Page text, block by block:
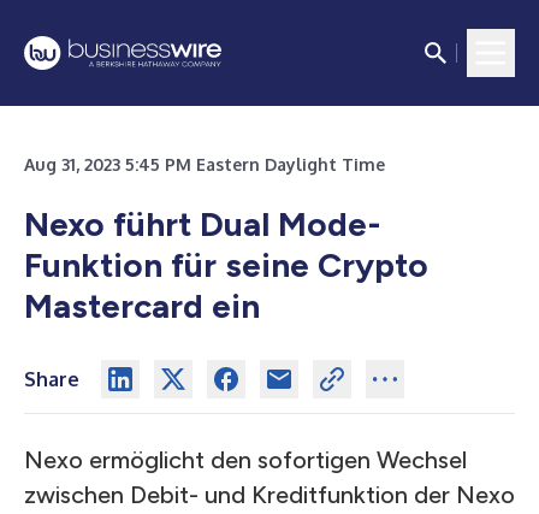
Aug 31, 2023 5:45 PM Eastern Daylight Time
Nexo führt Dual Mode-
Funktion für seine Crypto
Mastercard ein
Share
Nexo ermöglicht den sofortigen Wechsel
zwischen Debit- und Kreditfunktion der Nexo